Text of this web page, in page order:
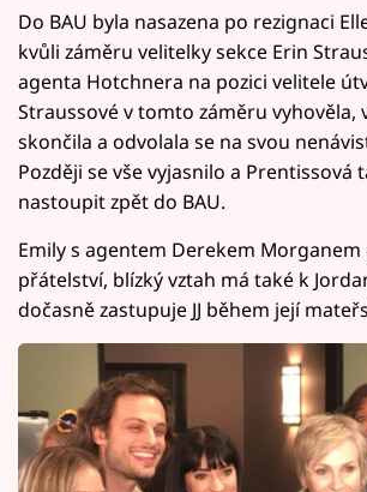
Do BAU byla nasazena po rezignaci
kvůli záměru velitelky sekce Erin
agenta Hotchnera na pozici velitele
Straussové v tomto záměru vyhověla,
skončila a odvolala se na svou
Později se vše vyjasnilo a Prentissová
nastoupit zpět do BAU.
Emily s agentem Derekem
přátelství, blízký vztah má také k
dočasně zastupuje JJ během její